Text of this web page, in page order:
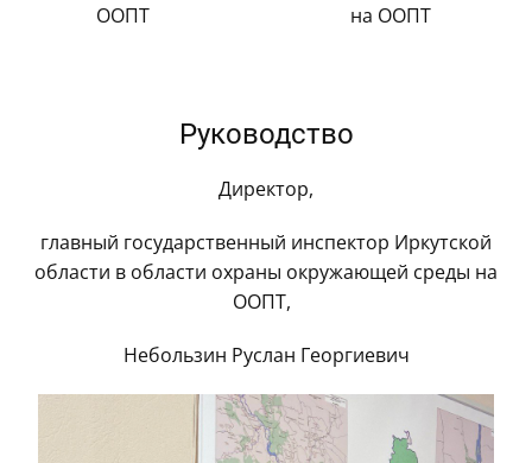
ООПТ
на ООПТ
Руководство
Директор,
главный государственный инспектор Иркутской
области в области охраны окружающей среды на
ООПТ,
Небользин Руслан Георгиевич